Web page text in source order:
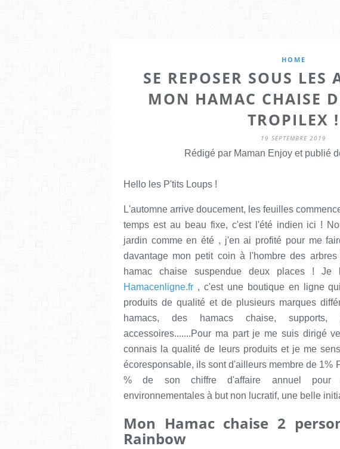
HOME
SE REPOSER SOUS LES
MON HAMAC CHAISE
TROPILEX !
19 SEPTEMBRE 2019
Rédigé par Maman Enjoy et publié
Hello les P'tits Loups !
L'automne arrive doucement, les feuilles
temps est au beau fixe, c'est l'été indien ici !
jardin comme en été , j'en ai profité pour me
davantage mon petit coin à l'hombre des
hamac chaise suspendue deux places !
Hamacenligne.fr , c'est une boutique en ligne
produits de qualité et de plusieurs marques
hamacs, des hamacs chaise,
accessoires.......Pour ma part je me suis dirigé
connais la qualité de leurs produits et je me
écoresponsable, ils sont d'ailleurs membre de 1%
% de son chiffre d'affaire annuel pour
environnementales à but non lucratif, une belle
Mon Hamac chaise 2
Rainbow